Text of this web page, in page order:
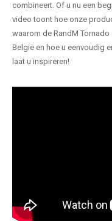
combineert. Of u nu een
video toont hoe onze
waarom de RandM
België en hoe u eenvoudig
laat u inspireren!